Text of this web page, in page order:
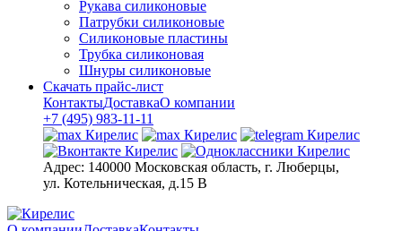
Рукава силиконовые
Патрубки силиконовые
Силиконовые пластины
Трубка силиконовая
Шнуры силиконовые
Скачать прайс-лист
КонтактыДоставкаО компании
+7 (495) 983-11-11
Адрес: 140000 Московская область, г. Люберцы,
ул. Котельническая, д.15 В